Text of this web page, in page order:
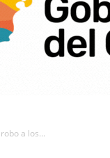
a los...